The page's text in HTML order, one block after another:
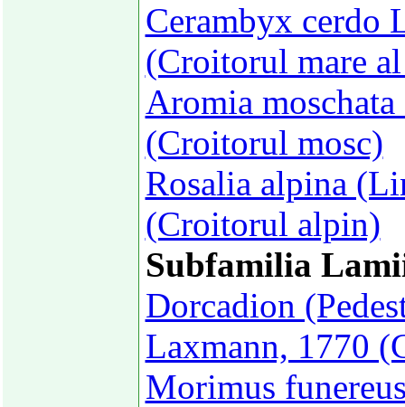
Cerambyx cerdo
(Croitorul mare
Aromia
(Croitorul mosc)
Rosalia alpina
(Croitorul alpin)
Subfamilia
Dorcadion
Laxmann, 1770
Morimus